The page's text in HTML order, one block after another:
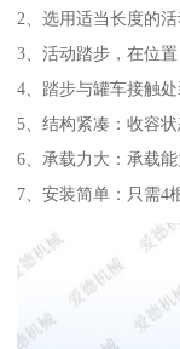
2、选用适当长度的
3、活动踏步，在位
4、踏步与罐车接触处
5、结构紧凑：收容状
6、承载力大：承载能
7、安装简单：只需4